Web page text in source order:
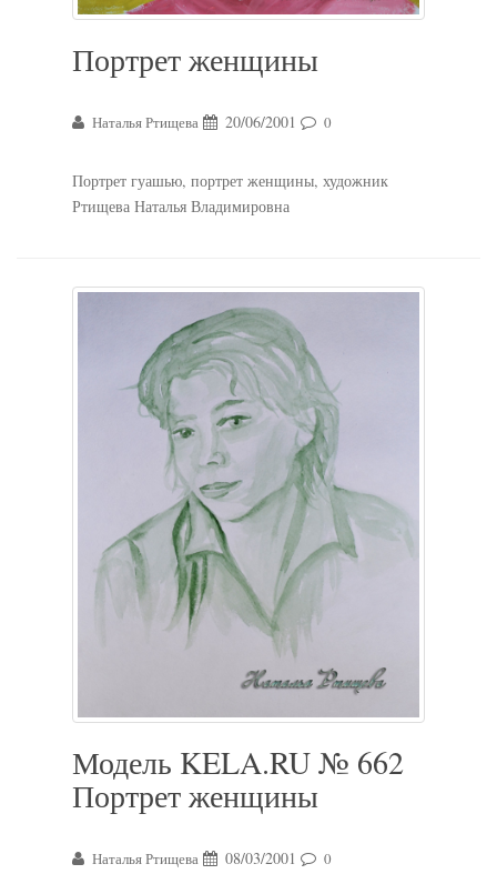
Портрет женщины
Наталья Ртищева 20/06/2001 0
Портрет гуашью, портрет женщины, художник
Ртищева Наталья Владимировна
Модель KELA.RU № 662
Портрет женщины
Наталья Ртищева 08/03/2001 0